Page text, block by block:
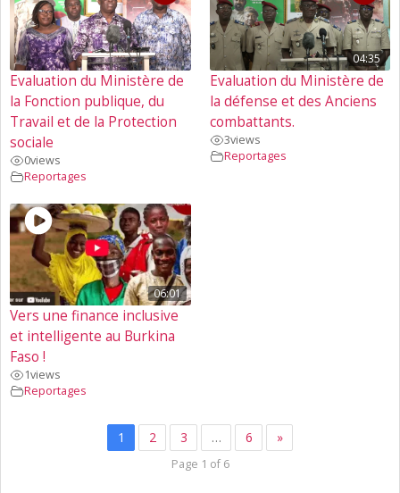
Evaluation du Ministère de
la Fonction publique, du
Travail et de la Protection
sociale
0views
Reportages
04:35
Evaluation du Ministère de
la défense et des Anciens
combattants.
3views
Reportages
06:01
Vers une finance inclusive
et intelligente au Burkina
Faso !
1views
Reportages
1 2 3 … 6 »
Page 1 of 6